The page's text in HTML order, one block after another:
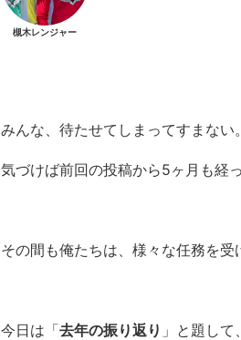
槻木レンジャー
みんな、待たせてしまってすまない
気づけば前回の投稿から5ヶ月も経
その間も俺たちは、様々な任務を受
今日は「去年の振り返り 」と題し